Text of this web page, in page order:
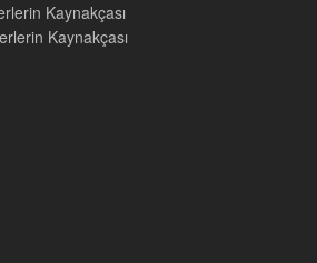
Kaynakçası
Kaynakçası